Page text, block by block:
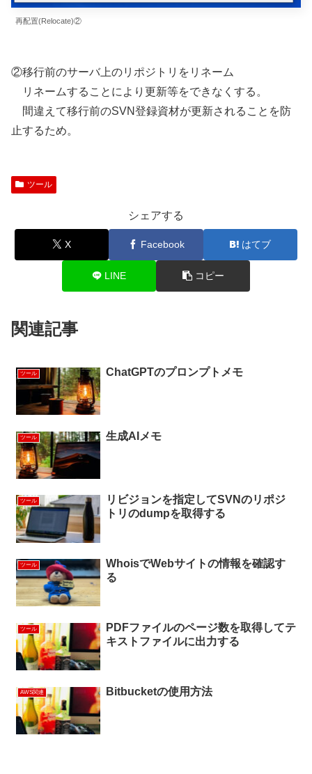
再配置(Relocate)②
②移行前のサーバ上のリポジトリをリネーム
リネームすることにより更新等をできなくする。
間違えて移行前のSVN登録資材が更新されることを防
止するため。
ツール
シェアする
X Facebook はてブ
LINE コピー
関連記事
ツール ChatGPTのプロンプトメモ
ツール 生成AIメモ
ツール
リビジョンを指定してSVNのリポジ
トリのdumpを取得する
ツール
WhoisでWebサイトの情報を確認す
る
ツール
PDFファイルのページ数を取得してテ
キストファイルに出力する
AWS関連 Bitbucketの使用方法